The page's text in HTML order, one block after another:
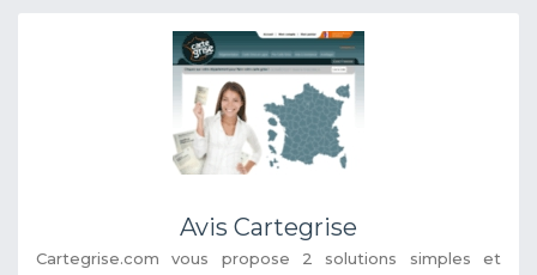
Avis Cartegrise
Cartegrise.com vous propose 2 solutions simples et